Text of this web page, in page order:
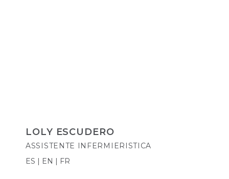
LOLY ESCUDERO
ASSISTENTE INFERMIERISTICA
ES | EN | FR